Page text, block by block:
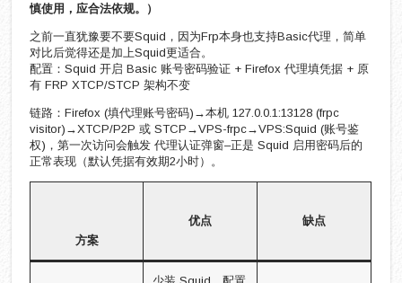
慎使用，应合法依规。）
之前一直犹豫要不要Squid，因为Frp本身也支持Basic代理，简单
对比后觉得还是加上Squid更适合。
配置：Squid 开启 Basic 账号密码验证 + Firefox 代理填凭据 + 原
有 FRP XTCP/STCP 架构不变
链路：Firefox (填代理账号密码)→本机 127.0.0.1:13128 (frpc
visitor)→XTCP/P2P 或 STCP→VPS-frpc→VPS:Squid (账号鉴
权)，第一次访问会触发 代理认证弹窗–正是 Squid 启用密码后的
正常表现（默认凭据有效期2小时）。
方案
优点 缺点